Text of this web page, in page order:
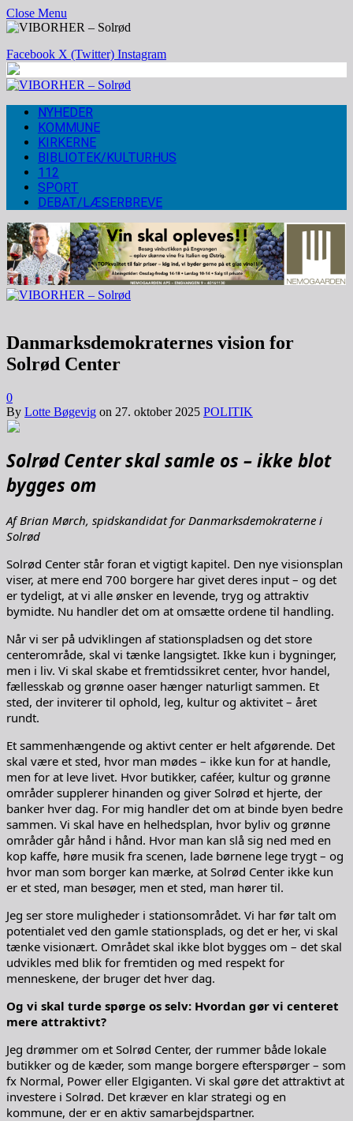
Close Menu
Facebook X (Twitter) Instagram
NYHEDER
KOMMUNE
KIRKERNE
BIBLIOTEK/KULTURHUS
112
SPORT
DEBAT/LÆSERBREVE
Danmarksdemokraternes vision for
Solrød Center
0
By Lotte Bøgevig on 27. oktober 2025 POLITIK
Solrød Center skal samle os – ikke blot
bygges om
Af Brian Mørch, spidskandidat for Danmarksdemokraterne i
Solrød
Solrød Center står foran et vigtigt kapitel. Den nye visionsplan
viser, at mere end 700 borgere har givet deres input – og det
er tydeligt, at vi alle ønsker en levende, tryg og attraktiv
bymidte. Nu handler det om at omsætte ordene til handling.
Når vi ser på udviklingen af stationspladsen og det store
centerområde, skal vi tænke langsigtet. Ikke kun i bygninger,
men i liv. Vi skal skabe et fremtidssikret center, hvor handel,
fællesskab og grønne oaser hænger naturligt sammen. Et
sted, der inviterer til ophold, leg, kultur og aktivitet – året
rundt.
Et sammenhængende og aktivt center er helt afgørende. Det
skal være et sted, hvor man mødes – ikke kun for at handle,
men for at leve livet. Hvor butikker, caféer, kultur og grønne
områder supplerer hinanden og giver Solrød et hjerte, der
banker hver dag. For mig handler det om at binde byen bedre
sammen. Vi skal have en helhedsplan, hvor byliv og grønne
områder går hånd i hånd. Hvor man kan slå sig ned med en
kop kaffe, høre musik fra scenen, lade børnene lege trygt – og
hvor man som borger kan mærke, at Solrød Center ikke kun
er et sted, man besøger, men et sted, man hører til.
Jeg ser store muligheder i stationsområdet. Vi har før talt om
potentialet ved den gamle stationsplads, og det er her, vi skal
tænke visionært. Området skal ikke blot bygges om – det skal
udvikles med blik for fremtiden og med respekt for
menneskene, der bruger det hver dag.
Og vi skal turde spørge os selv: Hvordan gør vi centeret
mere attraktivt?
Jeg drømmer om et Solrød Center, der rummer både lokale
butikker og de kæder, som mange borgere efterspørger – som
fx Normal, Power eller Elgiganten. Vi skal gøre det attraktivt at
investere i Solrød. Det kræver en klar strategi og en
kommune, der er en aktiv samarbejdspartner.